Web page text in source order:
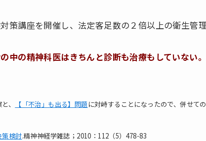
講座を開催し、法定客足数の２倍以上の衛生管理
の精神科医はきちんと診断も治療もしていない
、 【「不治」も出る】問題 に対峙することになったので、併せて
策検討.精神神経学雑誌；2010：112（5）478-83